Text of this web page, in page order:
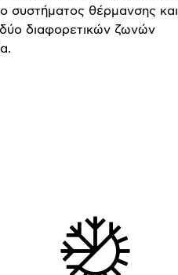
συστήματος θέρμανσης και
διαφορετικών ζωνών